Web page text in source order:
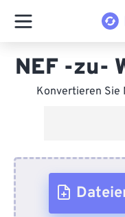
NEF -zu-
Konvertieren Sie